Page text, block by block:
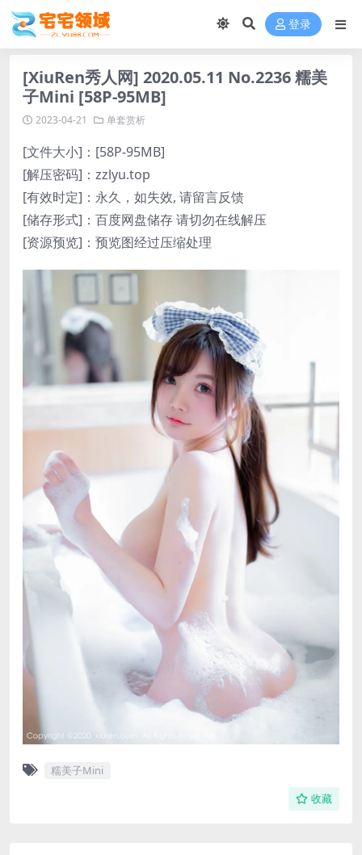
登录
[XiuRen秀人网] 2020.05.11 No.2236 糯美
子Mini [58P-95MB]
2023-04-21 单套赏析
[文件大小]：[58P-95MB]
[解压密码]：zzlyu.top
[有效时定]：永久，如失效, 请留言反馈
[储存形式]：百度网盘储存 请切勿在线解压
[资源预览]：预览图经过压缩处理
糯美子Mini
收藏